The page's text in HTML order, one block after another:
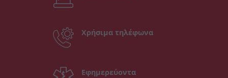
Χρήσιμα τηλέφωνα
Εφημερεύοντα